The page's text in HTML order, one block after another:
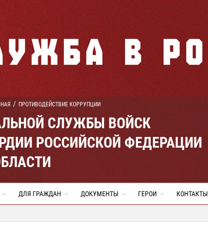
ПРОТИВОДЕЙСТВИЕ КОРРУПЦИИ
СЛУЖБЫ ВОЙСК
РОССИЙСКОЙ ФЕДЕРАЦИИ
ДЛЯ ГРАЖДАН ДОКУМЕНТЫ ГЕРОИ КОНТАКТЫ